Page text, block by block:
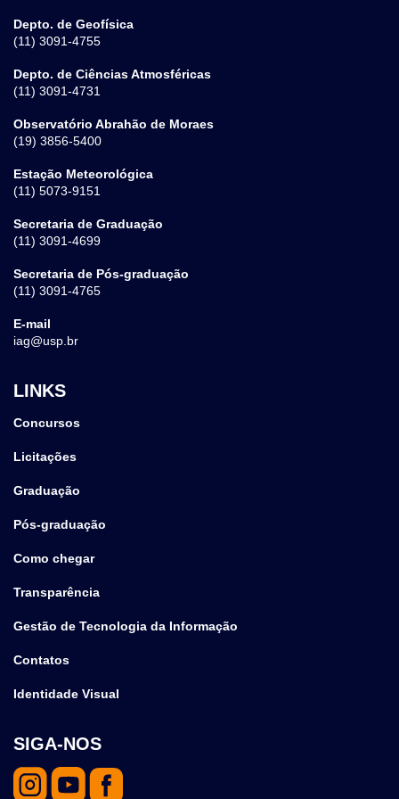
Depto. de Geofísica
(11) 3091-4755
Depto. de Ciências Atmosféricas
(11) 3091-4731
Observatório Abrahão de Moraes
(19) 3856-5400
Estação Meteorológica
(11) 5073-9151
Secretaria de Graduação
(11) 3091-4699
Secretaria de Pós-graduação
(11) 3091-4765
E-mail
iag@usp.br
LINKS
Concursos
Licitações
Graduação
Pós-graduação
Como chegar
Transparência
Gestão de Tecnologia da Informação
Contatos
Identidade Visual
SIGA-NOS